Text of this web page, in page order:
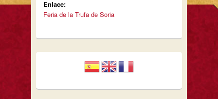
Enlace:
Feria de la Trufa de Soria